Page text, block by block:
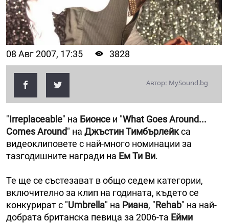
08 Авг 2007, 17:35 3828
Автор: MySound.bg
"Irreplaceable" на Бионсе и "What Goes Around...
Comes Around" на Джъстин Тимбърлейкса
видеоклиповете с най-много номинации за
тазгодишните награди на Ем Ти Ви.
Те ще се състезават в общо седем категории,
включително за клип на годината, където се
конкурират с "Umbrella" на Риана, "Rehab" на най-
добрата британска певица за 2006-та Ейми